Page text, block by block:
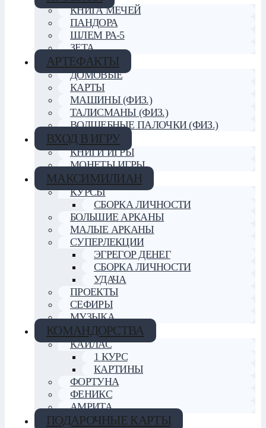
КНИГА МЕЧЕЙ
ПАНДОРА
ШЛЕМ РА-5
ЗЕТА
АРТЕФАКТЫ
ДОМОВЫЕ
КАРТЫ
МАШИНЫ (ФИЗ.)
ТАЛИСМАНЫ (ФИЗ.)
ВОЛШЕБНЫЕ ПАЛОЧКИ (ФИЗ.)
ВХОД В ИГРУ
КНИГИ ИГРЫ
МОНЕТЫ ИГРЫ
МАКСИМИЛИАН
КУРСЫ
СБОРКА ЛИЧНОСТИ
БОЛЬШИЕ АРКАНЫ
МАЛЫЕ АРКАНЫ
СУПЕРЛЕКЦИИ
ЭГРЕГОР ДЕНЕГ
СБОРКА ЛИЧНОСТИ
УДАЧА
ПРОЕКТЫ
СЕФИРЫ
МУЗЫКА
КОМАНДОРСТВА
КАЙЛАС
1 КУРС
КАРТИНЫ
ФОРТУНА
ФЕНИКС
АМРИТА
ПОДАРОЧНЫЕ КАРТЫ